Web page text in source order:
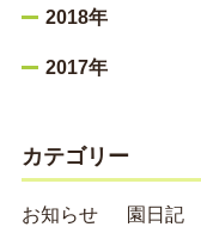
2018年
2017年
カテゴリー
お知らせ 園日記